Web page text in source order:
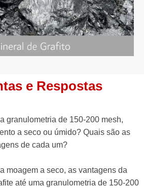
e Respostas
granulometria de 150-200 mesh,
a seco ou úmido? Quais são as
de cada um?
moagem a seco, as vantagens da
até uma granulometria de 150-200